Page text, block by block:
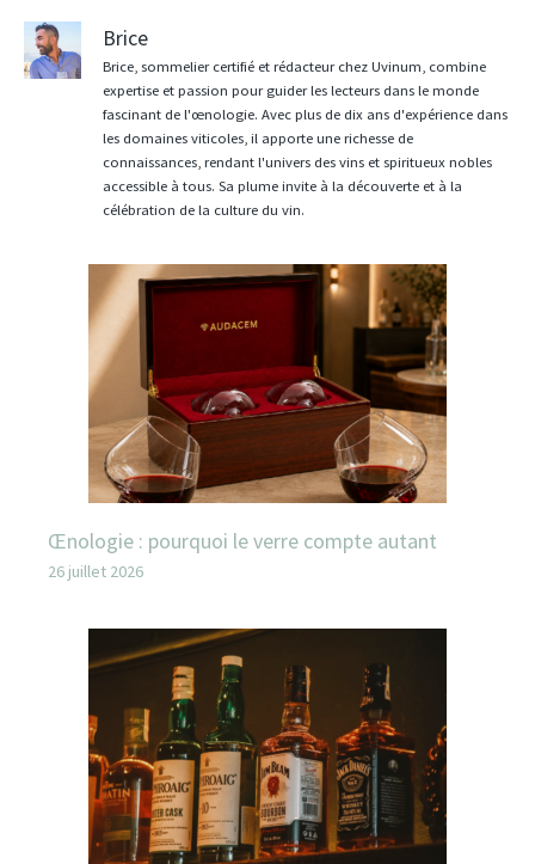
Brice
Brice, sommelier certifié et rédacteur chez Uvinum, combine
expertise et passion pour guider les lecteurs dans le monde
fascinant de l'œnologie. Avec plus de dix ans d'expérience dans
les domaines viticoles, il apporte une richesse de
connaissances, rendant l'univers des vins et spiritueux nobles
accessible à tous. Sa plume invite à la découverte et à la
célébration de la culture du vin.
Œnologie : pourquoi le verre compte autant
26 juillet 2026